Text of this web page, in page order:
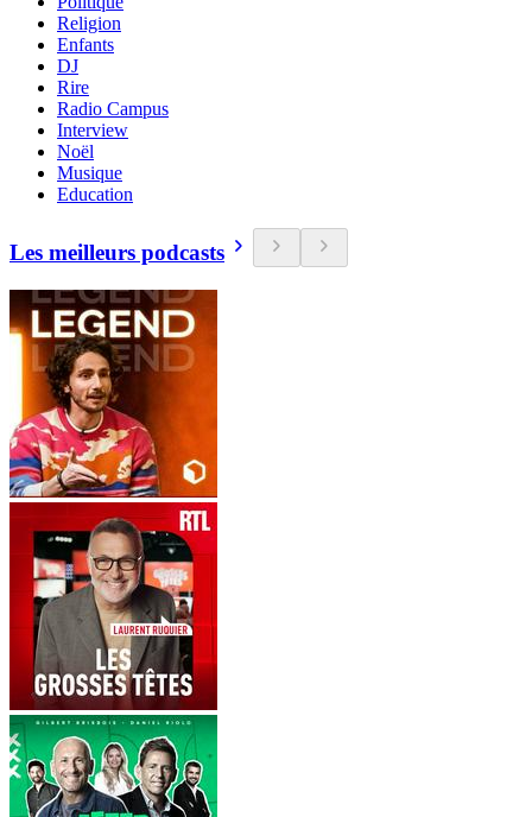
Religion
Enfants
DJ
Rire
Radio Campus
Interview
Noël
Musique
Education
Les meilleurs podcasts